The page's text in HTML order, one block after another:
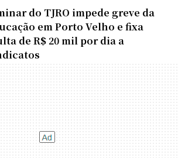
do TJRO impede greve da
em Porto Velho e fixa
de R$ 20 mil por dia a